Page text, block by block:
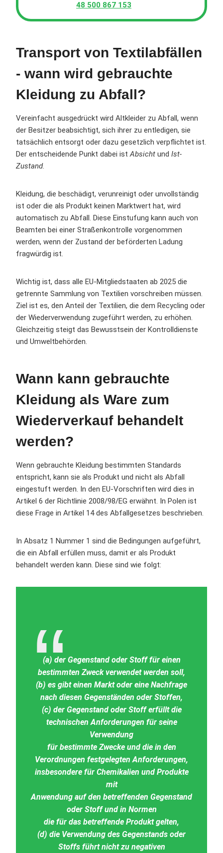
48 500 867 153
Transport von Textilabfällen
- wann wird gebrauchte
Kleidung zu Abfall?
Vereinfacht ausgedrückt wird Altkleider zu Abfall, wenn
der Besitzer beabsichtigt, sich ihrer zu entledigen, sie
tatsächlich entsorgt oder dazu gesetzlich verpflichtet ist.
Der entscheidende Punkt dabei istAbsicht und Ist-
Zustand.
Kleidung, die beschädigt, verunreinigt oder unvollständig
ist oder die als Produkt keinen Marktwert hat, wird
automatisch zu Abfall. Diese Einstufung kann auch von
Beamten bei einer Straßenkontrolle vorgenommen
werden, wenn der Zustand der beförderten Ladung
fragwürdig ist.
Wichtig ist, dass alle EU-Mitgliedstaaten ab 2025 die
getrennte Sammlung von Textilien vorschreiben müssen.
Ziel ist es, den Anteil der Textilien, die dem Recycling oder
der Wiederverwendung zugeführt werden, zu erhöhen.
Gleichzeitig steigt das Bewusstsein der Kontrolldienste
und Umweltbehörden.
Wann kann gebrauchte
Kleidung als Ware zum
Wiederverkauf behandelt
werden?
Wenn gebrauchte Kleidung bestimmten Standards
entspricht, kann sie als Produkt und nicht als Abfall
eingestuft werden. In den EU-Vorschriften wird dies in
Artikel 6 der Richtlinie 2008/98/EG erwähnt. In Polen ist
diese Frage in Artikel 14 des Abfallgesetzes beschrieben.
In Absatz 1 Nummer 1 sind die Bedingungen aufgeführt,
die ein Abfall erfüllen muss, damit er als Produkt
behandelt werden kann. Diese sind wie folgt:
(a) der Gegenstand oder Stoff für einen
bestimmten Zweck verwendet werden soll,
(b) es gibt einen Markt oder eine Nachfrage
nach diesen Gegenständen oder Stoffen,
(c) der Gegenstand oder Stoff erfüllt die
technischen Anforderungen für seine
Verwendung
für bestimmte Zwecke und die in den
Verordnungen festgelegten Anforderungen,
insbesondere für Chemikalien und Produkte
mit
Anwendung auf den betreffenden Gegenstand
oder Stoff und in Normen
die für das betreffende Produkt gelten,
(d) die Verwendung des Gegenstands oder
Stoffs führt nicht zu negativen